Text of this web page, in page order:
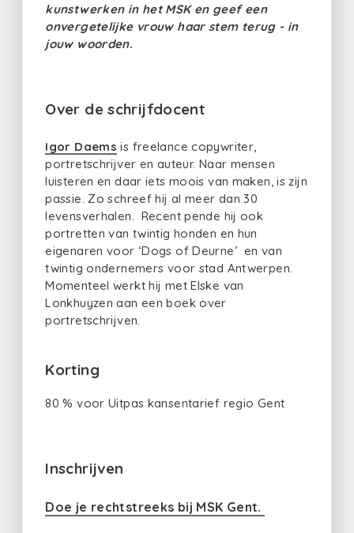
kunstwerken in het MSK en geef een
onvergetelijke vrouw haar stem terug - in
jouw woorden.
Over de schrijfdocent
Igor Daems is freelance copywriter,
portretschrijver en auteur. Naar mensen
luisteren en daar iets moois van maken, is zijn
passie. Zo schreef hij al meer dan 30
levensverhalen. Recent pende hij ook
portretten van twintig honden en hun
eigenaren voor ‘Dogs of Deurne’ en van
twintig ondernemers voor stad Antwerpen.
Momenteel werkt hij met Elske van
Lonkhuyzen aan een boek over
portretschrijven.
Korting
80 % voor Uitpas kansentarief regio Gent
Inschrijven
Doe je rechtstreeks bij MSK Gent.